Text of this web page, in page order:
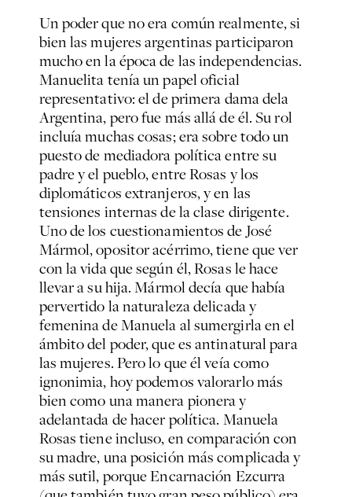
Un poder que no era común realmente, si
bien las mujeres argentinas participaron
mucho en la época de las independencias.
Manuelita tenía un papel oficial
representativo: el de primera dama dela
Argentina, pero fue más allá de él. Su rol
incluía muchas cosas; era sobre todo un
puesto de mediadora política entre su
padre y el pueblo, entre Rosas y los
diplomáticos extranjeros, y en las
tensiones internas de la clase dirigente.
Uno de los cuestionamientos de José
Mármol, opositor acérrimo, tiene que ver
con la vida que según él, Rosas le hace
llevar a su hija. Mármol decía que había
pervertido la naturaleza delicada y
femenina de Manuela al sumergirla en el
ámbito del poder, que es antinatural para
las mujeres. Pero lo que él veía como
ignonimia, hoy podemos valorarlo más
bien como una manera pionera y
adelantada de hacer política. Manuela
Rosas tiene incluso, en comparación con
su madre, una posición más complicada y
más sutil, porque Encarnación Ezcurra